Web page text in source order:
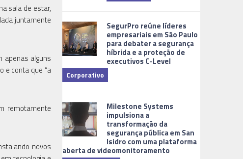
sala de estar,
juntamente
apenas alguns
e conta que “a
remotamente
novos
SegurPro reúne líderes
empresariais em São Paulo
para debater a segurança
híbrida e a proteção de
executivos C-Level
Corporativo
Milestone Systems
impulsiona a
transformação da
segurança pública em San
Isidro com uma plataforma
aberta de videomonitoramento